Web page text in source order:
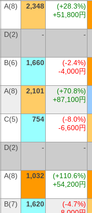
A(8) 2,348
(+28.3%)
+51,800円
D(2) - -
B(6) 1,660
(-2.4%)
-4,000円
A(8) 2,101
(+70.8%)
+87,100円
C(5) 754
(-8.0%)
-6,600円
D(2) - -
A(8) 1,032
(+110.6%)
+54,200円
B(7) 1,620
(-4.7%)